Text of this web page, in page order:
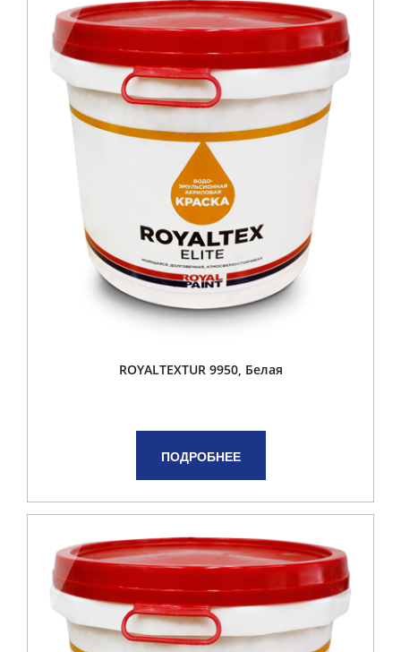
ROYALTEXTUR 9950, Белая
ПОДРОБНЕЕ